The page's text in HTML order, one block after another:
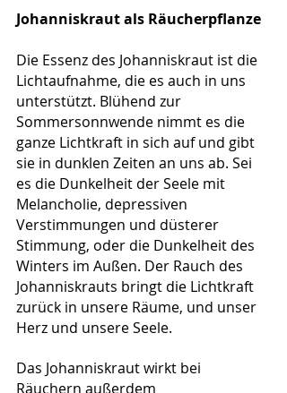
Johanniskraut als Räucherpflanze
Die Essenz des Johanniskraut ist die
Lichtaufnahme, die es auch in uns
unterstützt. Blühend zur
Sommersonnwende nimmt es die
ganze Lichtkraft in sich auf und gibt
sie in dunklen Zeiten an uns ab. Sei
es die Dunkelheit der Seele mit
Melancholie, depressiven
Verstimmungen und düsterer
Stimmung, oder die Dunkelheit des
Winters im Außen. Der Rauch des
Johanniskrauts bringt die Lichtkraft
zurück in unsere Räume, und unser
Herz und unsere Seele.
Das Johanniskraut wirkt bei
Räuchern außerdem